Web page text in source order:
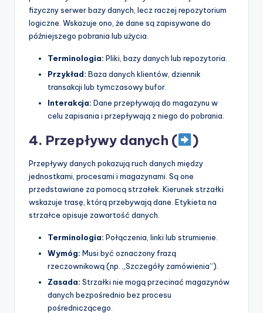
fizyczny serwer bazy danych, lecz raczej repozytorium
logiczne. Wskazuje ono, że dane są zapisywane do
późniejszego pobrania lub użycia.
Terminologia: Pliki, bazy danych lub repozytoria.
Przykład: Baza danych klientów, dziennik
transakcji lub tymczasowy bufor.
Interakcja: Dane przepływają do magazynu w
celu zapisania i przepływają z niego do pobrania.
4. Przepływy danych ( )
Przepływy danych pokazują ruch danych między
jednostkami, procesami i magazynami. Są one
przedstawiane za pomocą strzałek. Kierunek strzałki
wskazuje trasę, którą przebywają dane. Etykieta na
strzałce opisuje zawartość danych.
Terminologia: Połączenia, linki lub strumienie.
Wymóg: Musi być oznaczony frazą
rzeczownikową (np. „Szczegóły zamówienia”).
Zasada: Strzałki nie mogą przecinać magazynów
danych bezpośrednio bez procesu
pośredniczącego.